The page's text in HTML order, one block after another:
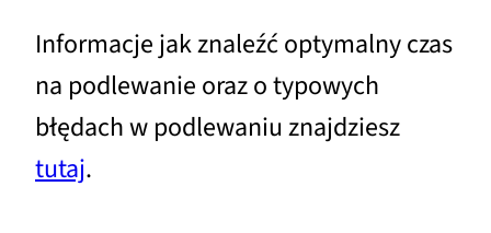
Informacje jak znaleźć optymalny czas
na podlewanie oraz o typowych
błędach w podlewaniu znajdziesz
tutaj.